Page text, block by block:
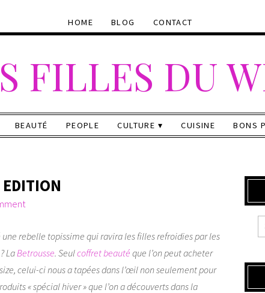
HOME BLOG CONTACT
FILLES DU
BEAUTÉ PEOPLE CULTURE CUISINE BONS
EDITION
rebelle topissime qui ravira les filles refroidies par les
LaBetrousse. Seulcoffret beauté que l’on peut acheter
celui-ci nous a tapées dans l’œil non seulement pour
« spécial hiver » que l’on a découverts dans la